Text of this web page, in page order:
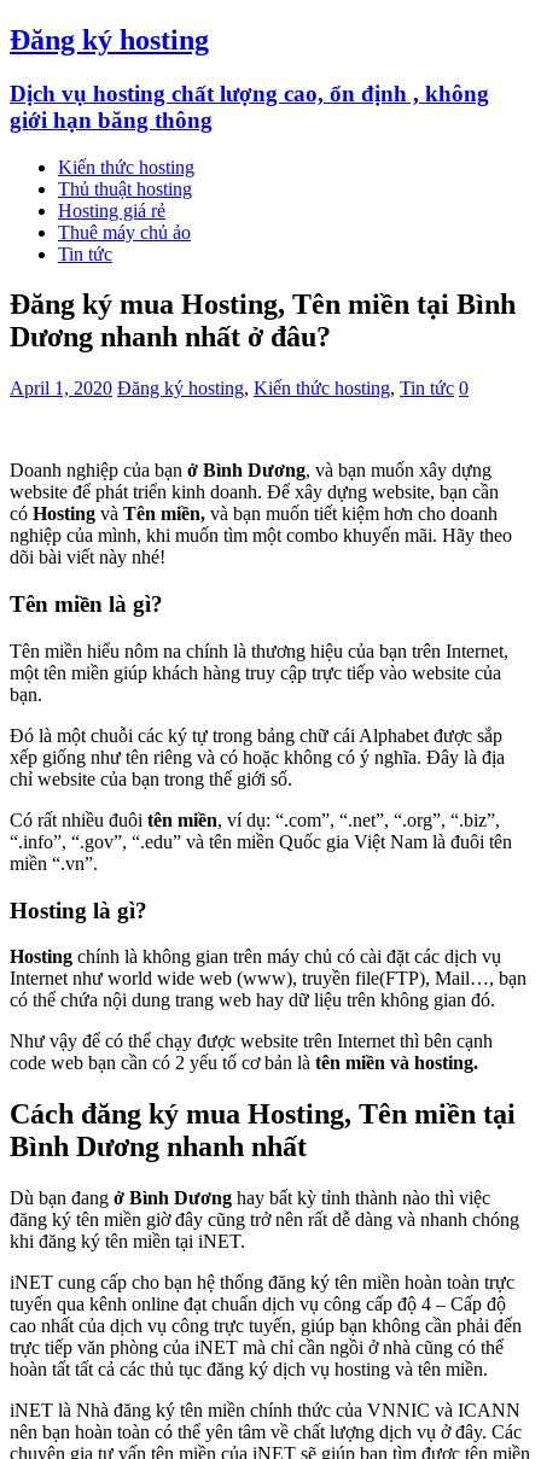
Đăng ký hosting
Dịch vụ hosting chất lượng cao, ổn định , không
giới hạn băng thông
Kiến thức hosting
Thủ thuật hosting
Hosting giá rẻ
Thuê máy chủ ảo
Tin tức
Đăng ký mua Hosting, Tên miền tại Bình
Dương nhanh nhất ở đâu?
April 1, 2020 Đăng ký hosting, Kiến thức hosting, Tin tức 0
Doanh nghiệp của bạn ở Bình Dương, và bạn muốn xây dựng
website để phát triển kinh doanh. Để xây dựng website, bạn cần
có Hosting và Tên miền, và bạn muốn tiết kiệm hơn cho doanh
nghiệp của mình, khi muốn tìm một combo khuyến mãi. Hãy theo
dõi bài viết này nhé!
Tên miền là gì?
Tên miền hiểu nôm na chính là thương hiệu của bạn trên Internet,
một tên miền giúp khách hàng truy cập trực tiếp vào website của
bạn.
Đó là một chuỗi các ký tự trong bảng chữ cái Alphabet được sắp
xếp giống như tên riêng và có hoặc không có ý nghĩa. Đây là địa
chỉ website của bạn trong thế giới số.
Có rất nhiều đuôi tên miền, ví dụ: “.com”, “.net”, “.org”, “.biz”,
“.info”, “.gov”, “.edu” và tên miền Quốc gia Việt Nam là đuôi tên
miền “.vn”.
Hosting là gì?
Hosting chính là không gian trên máy chủ có cài đặt các dịch vụ
Internet như world wide web (www), truyền file(FTP), Mail…, bạn
có thể chứa nội dung trang web hay dữ liệu trên không gian đó.
Như vậy để có thể chạy được website trên Internet thì bên cạnh
code web bạn cần có 2 yếu tố cơ bản là tên miền và hosting.
Cách đăng ký mua Hosting, Tên miền tại
Bình Dương nhanh nhất
Dù bạn đang ở Bình Dương hay bất kỳ tỉnh thành nào thì việc
đăng ký tên miền giờ đây cũng trở nên rất dễ dàng và nhanh chóng
khi đăng ký tên miền tại iNET.
iNET cung cấp cho bạn hệ thống đăng ký tên miền hoàn toàn trực
tuyến qua kênh online đạt chuẩn dịch vụ công cấp độ 4 – Cấp độ
cao nhất của dịch vụ công trực tuyến, giúp bạn không cần phải đến
trực tiếp văn phòng của iNET mà chỉ cần ngồi ở nhà cũng có thể
hoàn tất tất cả các thủ tục đăng ký dịch vụ hosting và tên miền.
iNET là Nhà đăng ký tên miền chính thức của VNNIC và ICANN
nên bạn hoàn toàn có thể yên tâm về chất lượng dịch vụ ở đây. Các
chuyên gia tư vấn tên miền của iNET sẽ giúp bạn tìm được tên miền